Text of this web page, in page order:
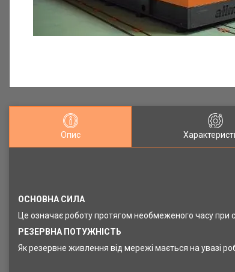
Опис
ОСНОВНА СИЛА
Це означає роботу протягом необмеженого часу
РЕЗЕРВНА ПОТУЖНІСТЬ
Як резервне живлення від мережі мається на увазі